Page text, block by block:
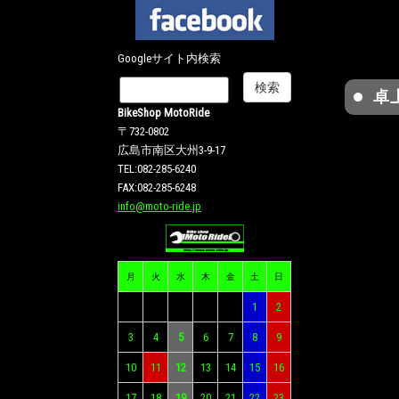
Googleサイト内検索
BikeShop MotoRide
〒732-0802
広島市南区大州3-9-17
TEL:082-285-6240
FAX:082-285-6248
info@moto-ride.jp
月 火 水 木 金 土 日
1 2
3 4 5 6 7 8 9
10 11 12 13 14 15 16
卓